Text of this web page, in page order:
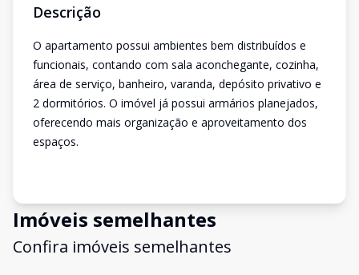
Descrição
O apartamento possui ambientes bem distribuídos e
funcionais, contando com sala aconchegante, cozinha,
área de serviço, banheiro, varanda, depósito privativo e
2 dormitórios. O imóvel já possui armários planejados,
oferecendo mais organização e aproveitamento dos
espaços.
Imóveis semelhantes
Confira imóveis semelhantes